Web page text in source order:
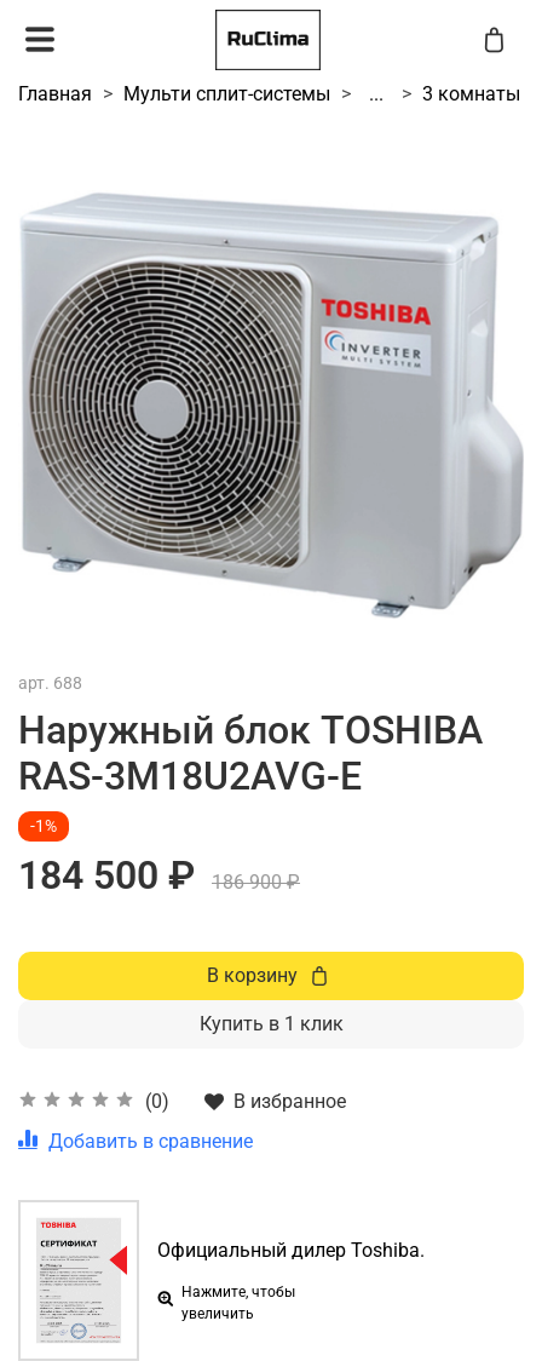
Главная Мульти сплит-системы ... 3 комнаты
арт. 688
Наружный блок TOSHIBA
RAS-3M18U2AVG-E
(0)
В избранное
Добавить в сравнение
-1%
184 500 ₽ 186 900 ₽
В корзину
Купить в 1 клик
Официальный дилер Toshiba.
Нажмите, чтобы
увеличить